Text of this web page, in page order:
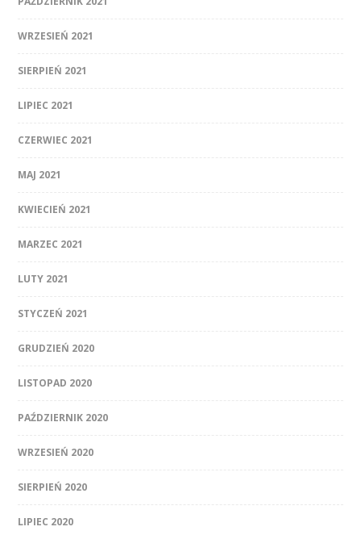
WRZESIEŃ 2021
SIERPIEŃ 2021
LIPIEC 2021
CZERWIEC 2021
MAJ 2021
KWIECIEŃ 2021
MARZEC 2021
LUTY 2021
STYCZEŃ 2021
GRUDZIEŃ 2020
LISTOPAD 2020
PAŹDZIERNIK 2020
WRZESIEŃ 2020
SIERPIEŃ 2020
LIPIEC 2020